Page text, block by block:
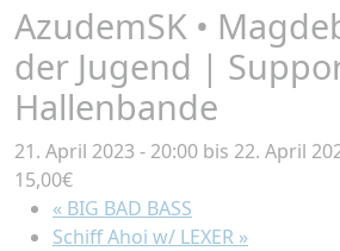
AzudemSK •
der Jugend |
Hallenbande
21. April 2023 - 20:00 bis 22. April
15,00€
« BIG BAD BASS
Schiff Ahoi w/ LEXER »